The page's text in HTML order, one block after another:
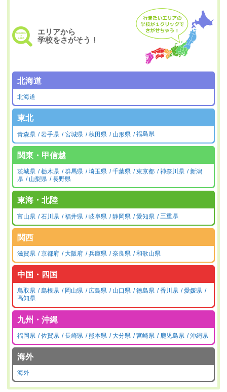
エリアから
学校をさがそう！
北海道
北海道
東北
青森県 岩手県 宮城県 秋田県 山形県 福島県
関東・甲信越
茨城県 栃木県 群馬県 埼玉県 千葉県 東京都 神奈川県
新潟
県
山梨県 長野県
東海・北陸
富山県 石川県 福井県 岐阜県 静岡県 愛知県 三重県
関西
滋賀県 京都府 大阪府 兵庫県 奈良県 和歌山県
中国・四国
鳥取県 島根県 岡山県 広島県 山口県 徳島県 香川県
愛媛県
高知県
九州・沖縄
福岡県 佐賀県 長崎県 熊本県 大分県 宮崎県 鹿児島県 沖縄県
海外
海外